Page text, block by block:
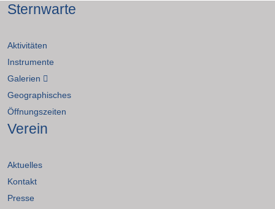
Sternwarte
Aktivitäten
Instrumente
Galerien
Geographisches
Öffnungszeiten
Verein
Aktuelles
Kontakt
Presse